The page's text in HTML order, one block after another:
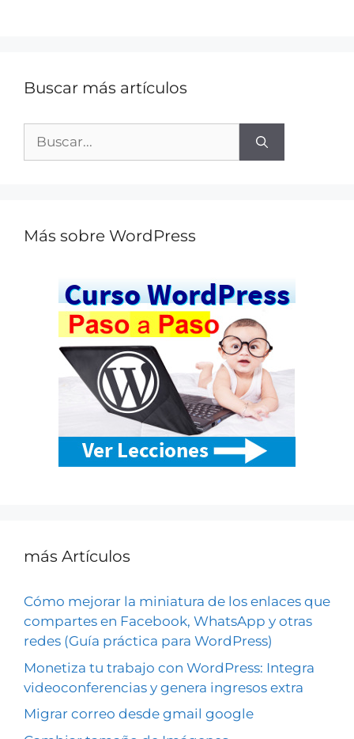
Buscar más artículos
Más sobre WordPress
más Artículos
Cómo mejorar la miniatura de los enlaces que
compartes en Facebook, WhatsApp y otras
redes (Guía práctica para WordPress)
Monetiza tu trabajo con WordPress: Integra
videoconferencias y genera ingresos extra
Migrar correo desde gmail google